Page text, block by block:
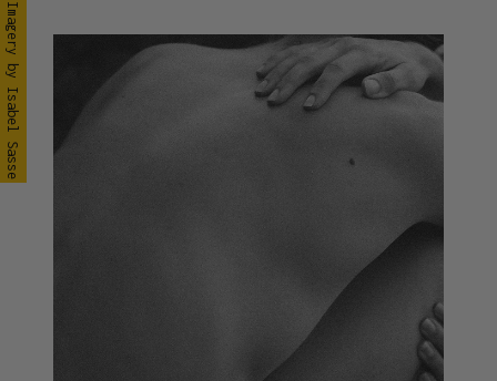
Imagery by Isabel Sasse